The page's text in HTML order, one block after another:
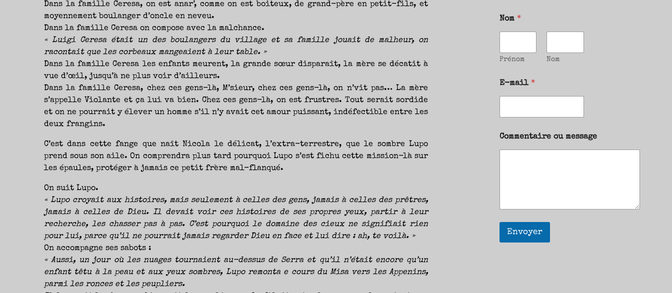
Dans la famille Ceresa, on est anar’, comme on est boiteux, de grand-père en petit-fils, et
moyennement boulanger d’oncle en neveu.
Dans la famille Ceresa on compose avec la malchance.
« Luigi Ceresa était un des boulangers du village et sa famille jouait de malheur, on
racontait que les corbeaux mangeaient à leur table. »
Dans la famille Ceresa les enfants meurent, la grande sœur disparaît, la mère se décatit à
vue d’œil, jusqu’à ne plus voir d’ailleurs.
Dans la famille Ceresa, chez ces gens-là, M’sieur, chez ces gens-là, on n’vit pas… La mère
s’appelle Violante et ça lui va bien. Chez ces gens-là, on est frustres. Tout serait sordide
et on ne pourrait y élever un homme s’il n’y avait cet amour puissant, indéfectible entre les
deux frangins.
C’est dans cette fange que naît Nicola le délicat, l’extra-terrestre, que le sombre Lupo
prend sous son aile. On comprendra plus tard pourquoi Lupo s’est fichu cette mission-là sur
les épaules, protéger à jamais ce petit frère mal-flanqué.
On suit Lupo.
« Lupo croyait aux histoires, mais seulement à celles des gens, jamais à celles des prêtres,
jamais à celles de Dieu. Il devait voir ces histoires de ses propres yeux, partir à leur
recherche, les chasser pas à pas. C’est pourquoi le domaine des cieux ne signifiait rien
pour lui, parce qu’il ne pourrait jamais regarder Dieu en face et lui dire : ah, te voilà. »
On accompagne ses sabots :
« Aussi, un jour où les nuages tournaient au-dessus de Serra et qu’il n’était encore qu’un
enfant têtu à la peau et aux yeux sombres, Lupo remonta e cours du Misa vers les Appenins,
parmi les ronces et les peupliers.
Nom *
Prénom Nom
E-mail *
Commentaire ou message
Envoyer